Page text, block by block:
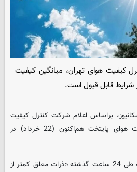
کیفیت هوای تهران، میانگین کیفیت
شرایط قابل قبول است.
براساس اعلام شرکت کنترل کیفیت
هوای تهران، میانگین کیفیت هوای پایتخت هم‌اکنون (22 خرداد) در
آلاینده شاخص هوای پایتخت طی 24 ساعت گذشته «ذرات معلق کمتر از